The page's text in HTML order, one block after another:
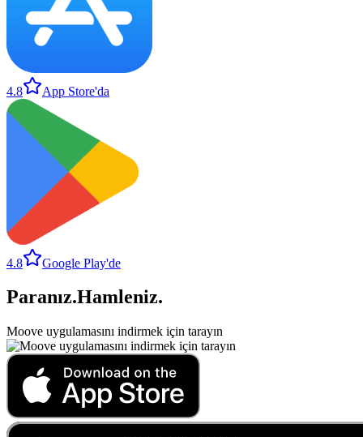
4.8 App Store'da
4.8 Google Play'de
Paranız.Hamleniz.
Moove uygulamasını indirmek için tarayın